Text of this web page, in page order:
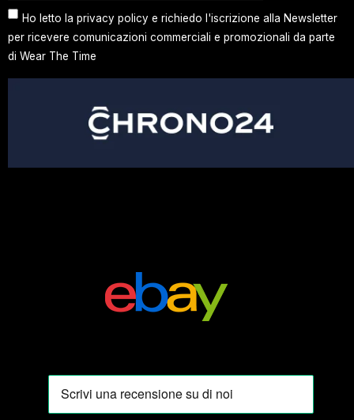
Ho letto la privacy policy e richiedo l'iscrizione alla Newsletter
per ricevere comunicazioni commerciali e promozionali da parte
di Wear The Time